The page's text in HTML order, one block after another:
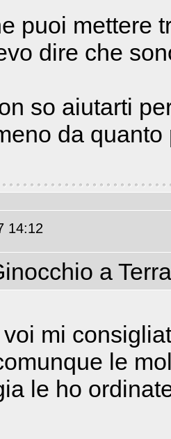
puoi mettere
dire che
so aiutarti
da quanto
14:12
a
mi
le
le ho